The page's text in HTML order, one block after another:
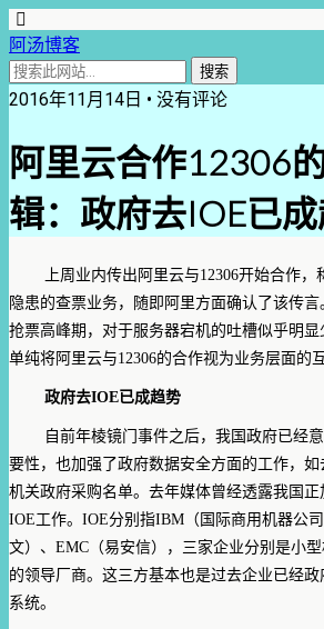
阿汤博客
2016年11月14日 • 没有评论
阿里云合作12306
辑：政府去IOE已
上周业内传出阿里云与12306开始合作
隐患的查票业务，随即阿里方面确认了该传
抢票高峰期，对于服务器宕机的吐槽似乎明
单纯将阿里云与12306的合作视为业务层面的
政府去IOE已成趋势
自前年棱镜门事件之后，我国政府已经
要性，也加强了政府数据安全方面的工作，
机关政府采购名单。去年媒体曾经透露我国
IOE工作。IOE分别指IBM（国际商用机器公
文）、EMC（易安信），三家企业分别是小
的领导厂商。这三方基本也是过去企业已经
系统。